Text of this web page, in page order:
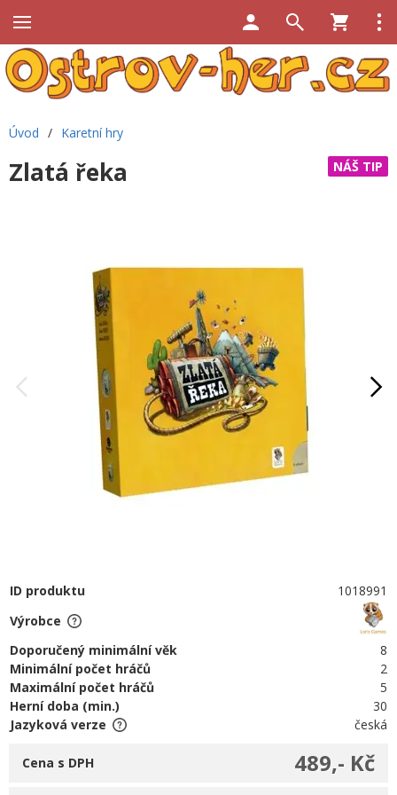
Úvod / Karetní hry
NÁŠ TIP
Zlatá řeka
ID produktu
1018991
Výrobce
Doporučený minimální věk
8
Minimální počet hráčů
2
Maximální počet hráčů
5
Herní doba (min.)
30
Jazyková verze
česká
489,- Kč
Cena s DPH